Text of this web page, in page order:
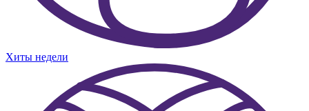
Хиты недели